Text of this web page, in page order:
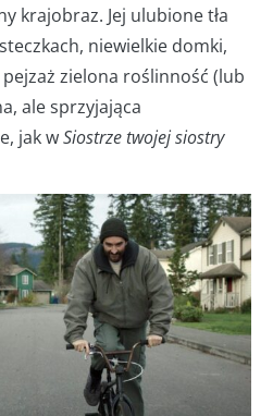
krajobraz. Jej ulubione tła
niewielkie domki,
zielona roślinność (lub
ale sprzyjająca
jak wSiostrze twojej siostry